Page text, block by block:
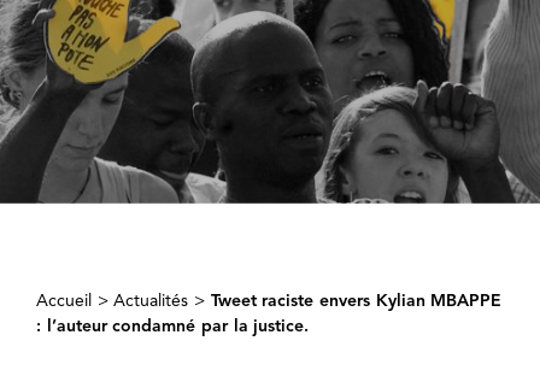
Accueil >Actualités > Tweet raciste envers Kylian MBAPPE
: l’auteur condamné par la justice.